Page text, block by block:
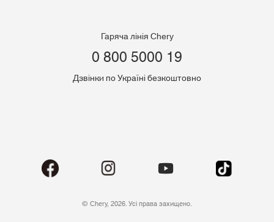
Гаряча лінія Chery
0 800 5000 19
Дзвінки по Україні безкоштовно
© Chery, 2026. Усі права захищено.